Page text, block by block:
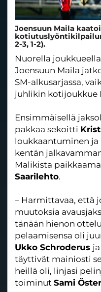
Joensuun Maila
2-3, 1-2).
Nuorella
Joensuun Maila
SM-alkusarjassa,
juhlikin kotijoukkue
Ensimmäisellä
pakkaa sekoitti
loukkaantuminen
kentän
Malikista
Saarilehto.
– Harmittavaa, että
muutoksia
tänään hienon
pelaamisensa oli
Ukko Schroderus ja
täyttivät mainiosti
heillä oli, linjasi
toiminut Sami